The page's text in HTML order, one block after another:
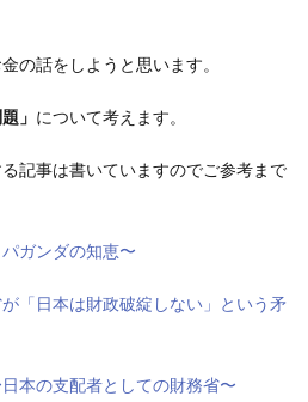
の話をしようと思います。
」 について考えます。
記事は書いていますのでご参考まで
ガンダの知恵〜
「日本は財政破綻しない」という矛
本の支配者としての財務省〜